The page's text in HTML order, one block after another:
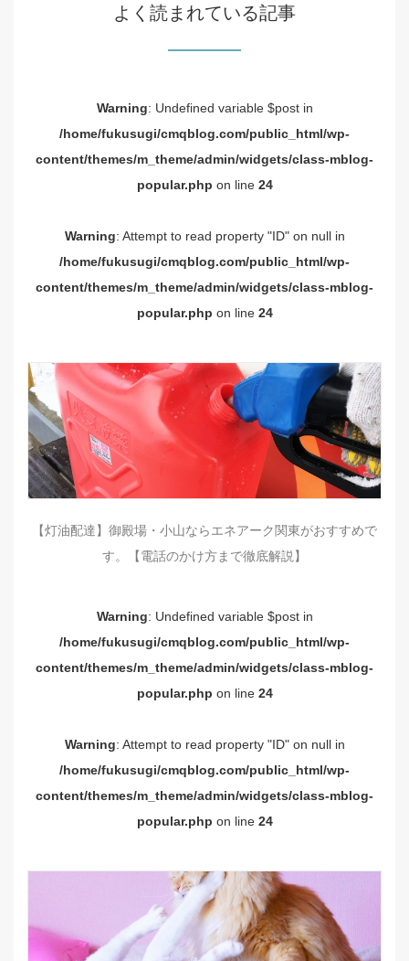
よく読まれている記事
Warning: Undefined variable $post in
/home/fukusugi/cmqblog.com/public_html/wp-
content/themes/m_theme/admin/widgets/class-mblog-
popular.php on line 24
Warning: Attempt to read property "ID" on null in
/home/fukusugi/cmqblog.com/public_html/wp-
content/themes/m_theme/admin/widgets/class-mblog-
popular.php on line 24
【灯油配達】御殿場・小山ならエネアーク関東がおすすめで
す。【電話のかけ方まで徹底解説】
Warning: Undefined variable $post in
/home/fukusugi/cmqblog.com/public_html/wp-
content/themes/m_theme/admin/widgets/class-mblog-
popular.php on line 24
Warning: Attempt to read property "ID" on null in
/home/fukusugi/cmqblog.com/public_html/wp-
content/themes/m_theme/admin/widgets/class-mblog-
popular.php on line 24